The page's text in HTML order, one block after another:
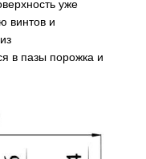
винтов и
в пазы порожка и